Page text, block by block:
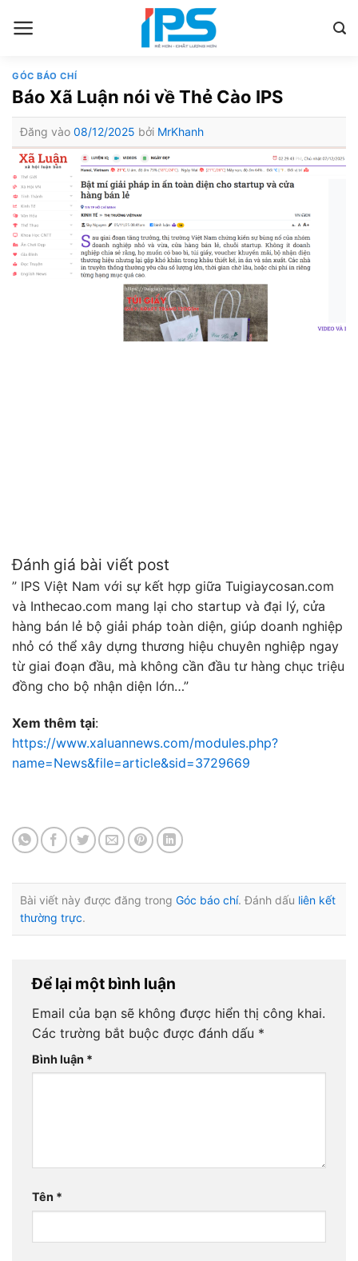
qua
dung
GÓC BÁO CHÍ
Báo Xã Luận nói về Thẻ Cào IPS
Đăng vào 08/12/2025 bởi MrKhanh
Đánh giá bài viết post
” IPS Việt Nam với sự kết hợp giữa Tuigiaycosan.com
và Inthecao.com mang lại cho startup và đại lý, cửa
hàng bán lẻ bộ giải pháp toàn diện, giúp doanh nghiệp
nhỏ có thể xây dựng thương hiệu chuyên nghiệp ngay
từ giai đoạn đầu, mà không cần đầu tư hàng chục triệu
đồng cho bộ nhận diện lớn…”
Xem thêm tại:
https://www.xaluannews.com/modules.php?
name=News&file=article&sid=3729669
Bài viết này được đăng trong Góc báo chí. Đánh dấu liên kết
thường trực.
Để lại một bình luận
Email của bạn sẽ không được hiển thị công khai.
Các trường bắt buộc được đánh dấu *
Bình luận *
Tên *